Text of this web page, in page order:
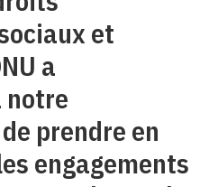
et
a
notre
prendre en
engagements